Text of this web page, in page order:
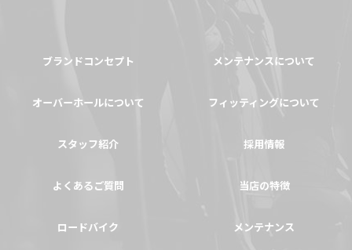
ブランドコンセプト メンテナンスについて
オーバーホールについて フィッティングについて
スタッフ紹介 採用情報
よくあるご質問 当店の特徴
ロードバイク メンテナンス